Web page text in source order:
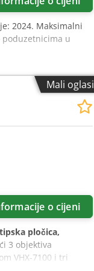
2024. Maksimalni
u
Mali oglasi
o cijeni
pločica,
3 objektiva
VHX-7100 i tri